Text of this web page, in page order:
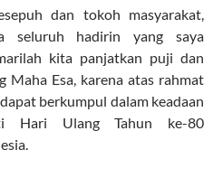
dan tokoh masyarakat,
seluruh hadirin yang saya
kita panjatkan puji dan
Maha Esa, karena atas rahmat
berkumpul dalam keadaan
Hari Ulang Tahun ke-80